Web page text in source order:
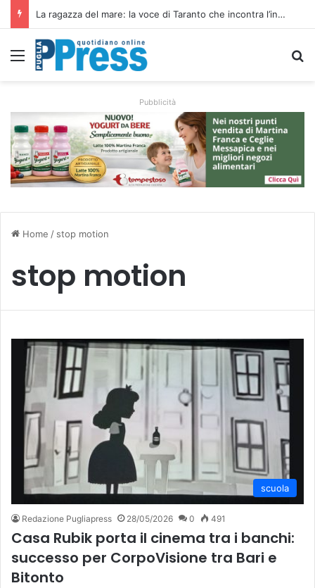
Siccità e caro gasolio colpiscono le campagne pugliesi: irrigare costa il 50,6% in più
Menu
Pubblicità
Home / stop motion
stop motion
scuola
Redazione Pugliapress 28/05/2026 0 491
Casa Rubik porta il cinema tra i banchi:
successo per CorpoVisione tra Bari e
Bitonto